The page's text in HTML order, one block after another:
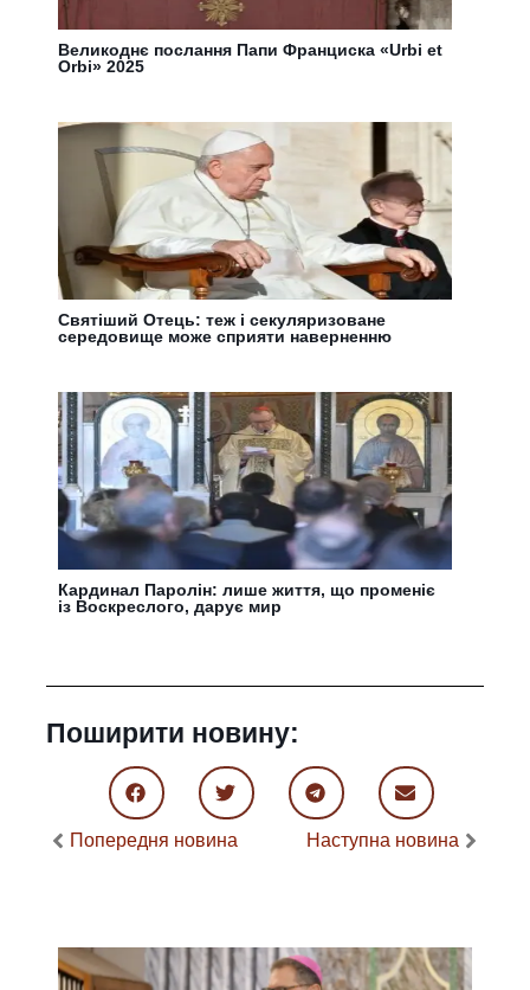
Великоднє послання Папи Франциска «Urbi et
Orbi» 2025
Святіший Отець: тeж і секуляризоване
середовище може сприяти наверненню
Кардинал Паролін: лише життя, що променіє
із Воскреслого, дарує мир
Поширити новину:
Попередня новина Наступна новина